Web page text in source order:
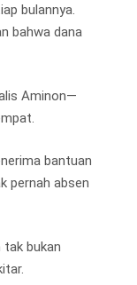
bulannya.
bahwa dana
Aminon—
bantuan
pernah absen
tak bukan